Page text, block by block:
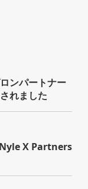
ンパートナー
れました
X Partners